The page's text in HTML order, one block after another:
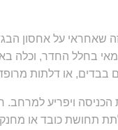
על אחסון
בחלל החדר, וכלה
בבדים, או דלתות
ויפריע למרחב.
לתת תחושת כובד או